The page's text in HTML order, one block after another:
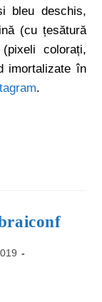
bleu deschis,
(cu țesătură
colorați,
imortalizate în
.